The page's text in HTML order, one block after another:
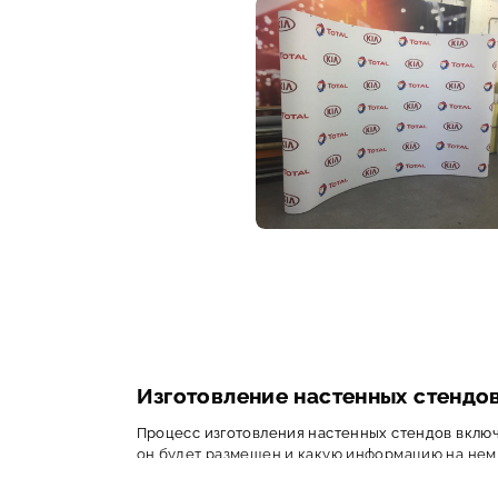
Изготовление настенных
Процесс изготовления настенных стендов
он будет размещен и какую информацию на нем
Затем выбирается материал. Наиболее